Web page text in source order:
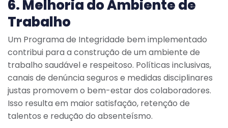
6. Melhoria do Ambiente de
Trabalho
Um Programa de Integridade bem implementado
contribui para a construção de um ambiente de
trabalho saudável e respeitoso. Políticas inclusivas,
canais de denúncia seguros e medidas disciplinares
justas promovem o bem-estar dos colaboradores.
Isso resulta em maior satisfação, retenção de
talentos e redução do absenteísmo.